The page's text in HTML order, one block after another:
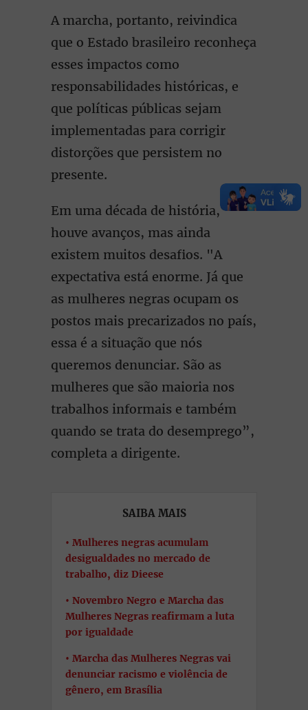
A marcha, portanto, reivindica
que o Estado brasileiro reconheça
esses impactos como
responsabilidades históricas, e
que políticas públicas sejam
implementadas para corrigir
distorções que persistem no
presente.
Em uma década de história,
houve avanços, mas ainda
existem muitos desafios. "A
expectativa está enorme. Já que
as mulheres negras ocupam os
postos mais precarizados no país,
essa é a situação que nós
queremos denunciar. São as
mulheres que são maioria nos
trabalhos informais e também
quando se trata do desemprego”,
completa a dirigente.
SAIBA MAIS
Mulheres negras acumulam
desigualdades no mercado de
trabalho, diz Dieese
Novembro Negro e Marcha das
Mulheres Negras reafirmam a luta
por igualdade
Marcha das Mulheres Negras vai
denunciar racismo e violência de
gênero, em Brasília